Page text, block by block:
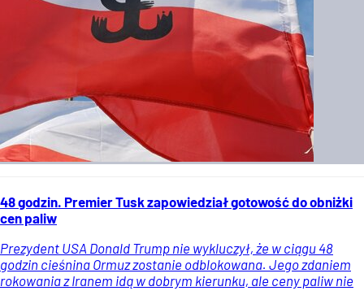
48 godzin. Premier Tusk zapowiedział gotowość do obniżki
cen paliw
Prezydent USA Donald Trump nie wykluczył, że w ciągu 48
godzin cieśnina Ormuz zostanie odblokowana. Jego zdaniem
rokowania z Iranem idą w dobrym kierunku, ale ceny paliw nie